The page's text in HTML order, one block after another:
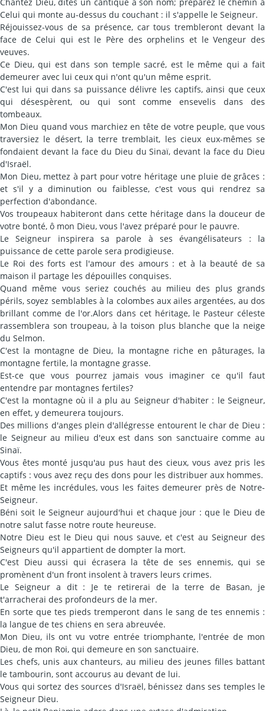
Celui qui monte au-dessus du couchant : il s'appelle le Seigneur.
Réjouissez-vous de sa présence, car tous trembleront devant la
face de Celui qui est le Père des orphelins et le Vengeur des
veuves.
Ce Dieu, qui est dans son temple sacré, est le même qui a fait
demeurer avec lui ceux qui n'ont qu'un même esprit.
C'est lui qui dans sa puissance délivre les captifs, ainsi que ceux
qui désespèrent, ou qui sont comme ensevelis dans des
tombeaux.
Mon Dieu quand vous marchiez en tête de votre peuple, que vous
traversiez le désert, la terre tremblait, les cieux eux-mêmes se
fondaient devant la face du Dieu du Sinaï, devant la face du Dieu
d'Israël.
Mon Dieu, mettez à part pour votre héritage une pluie de grâces :
et s'il y a diminution ou faiblesse, c'est vous qui rendrez sa
perfection d'abondance.
Vos troupeaux habiteront dans cette héritage dans la douceur de
votre bonté, ô mon Dieu, vous l'avez préparé pour le pauvre.
Le Seigneur inspirera sa parole à ses évangélisateurs : la
puissance de cette parole sera prodigieuse.
Le Roi des forts est l'amour des amours : et à la beauté de sa
maison il partage les dépouilles conquises.
Quand même vous seriez couchés au milieu des plus grands
périls, soyez semblables à la colombes aux ailes argentées, au dos
brillant comme de l'or.Alors dans cet héritage, le Pasteur céleste
rassemblera son troupeau, à la toison plus blanche que la neige
du Selmon.
C'est la montagne de Dieu, la montagne riche en pâturages, la
montagne fertile, la montagne grasse.
Est-ce que vous pourrez jamais vous imaginer ce qu'il faut
entendre par montagnes fertiles?
C'est la montagne où il a plu au Seigneur d'habiter : le Seigneur,
en effet, y demeurera toujours.
Des millions d'anges plein d'allégresse entourent le char de Dieu :
le Seigneur au milieu d'eux est dans son sanctuaire comme au
Sinaï.
Vous êtes monté jusqu'au pus haut des cieux, vous avez pris les
captifs : vous avez reçu des dons pour les distribuer aux hommes.
Et même les incrédules, vous les faites demeurer près de Notre-
Seigneur.
Béni soit le Seigneur aujourd'hui et chaque jour : que le Dieu de
notre salut fasse notre route heureuse.
Notre Dieu est le Dieu qui nous sauve, et c'est au Seigneur des
Seigneurs qu'il appartient de dompter la mort.
C'est Dieu aussi qui écrasera la tête de ses ennemis, qui se
promènent d'un front insolent à travers leurs crimes.
Le Seigneur a dit : Je te retirerai de la terre de Basan, je
t'arracherai des profondeurs de la mer.
En sorte que tes pieds tremperont dans le sang de tes ennemis :
la langue de tes chiens en sera abreuvée.
Mon Dieu, ils ont vu votre entrée triomphante, l'entrée de mon
Dieu, de mon Roi, qui demeure en son sanctuaire.
Les chefs, unis aux chanteurs, au milieu des jeunes filles battant
le tambourin, sont accourus au devant de lui.
Vous qui sortez des sources d'Israël, bénissez dans ses temples le
Seigneur Dieu.